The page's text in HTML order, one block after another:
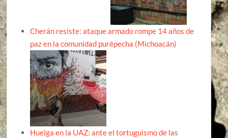
Cherán resiste: ataque armado rompe 14 años de
paz en la comunidad purépecha (Michoacán)
Huelga en la UAZ: ante el tortuguismo de las